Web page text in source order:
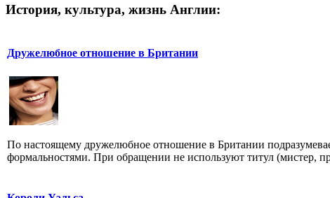
История, культура, жизнь Англии:
Дружелюбное отношение в Британии
По настоящему дружелюбное отношение в Британии
формальностями. При обращении не используют титул (мистер,